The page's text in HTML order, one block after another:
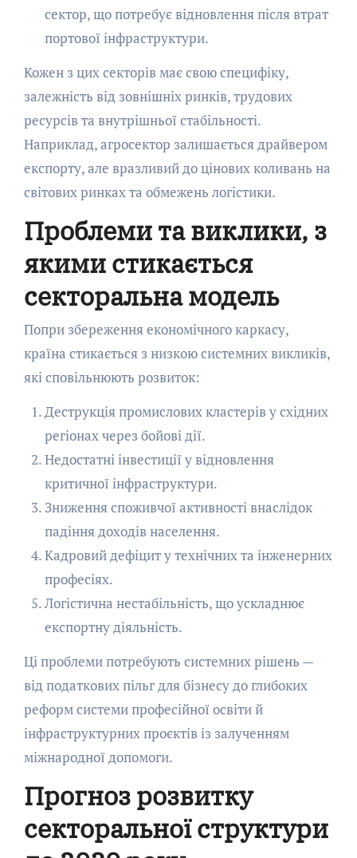
сектор, що потребує відновлення після втрат
портової інфраструктури.
Кожен з цих секторів має свою специфіку,
залежність від зовнішніх ринків, трудових
ресурсів та внутрішньої стабільності.
Наприклад, агросектор залишається драйвером
експорту, але вразливий до цінових коливань на
світових ринках та обмежень логістики.
Проблеми та виклики, з
якими стикається
секторальна модель
Попри збереження економічного каркасу,
країна стикається з низкою системних викликів,
які сповільнюють розвиток:
Деструкція промислових кластерів у східних
регіонах через бойові дії.
Недостатні інвестиції у відновлення
критичної інфраструктури.
Зниження споживчої активності внаслідок
падіння доходів населення.
Кадровий дефіцит у технічних та інженерних
професіях.
Логістична нестабільність, що ускладнює
експортну діяльність.
Ці проблеми потребують системних рішень —
від податкових пільг для бізнесу до глибоких
реформ системи професійної освіти й
інфраструктурних проєктів із залученням
міжнародної допомоги.
Прогноз розвитку
секторальної структури